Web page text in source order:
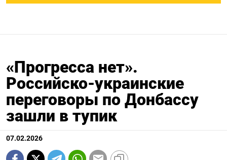
«Прогресса нет».
Российско-украинские
переговоры по Донбассу
зашли в тупик
07.02.2026